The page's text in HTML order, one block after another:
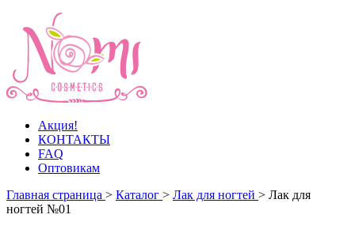
Акция!
КОНТАКТЫ
FAQ
Оптовикам
Главная страница > Каталог > Лак для ногтей > Лак для
ногтей №01